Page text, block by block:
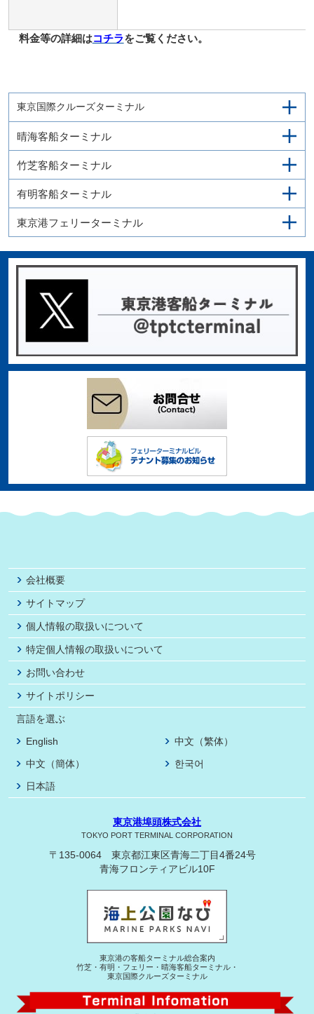
料金等の詳細はコチラをご覧ください。
東京国際クルーズターミナル
晴海客船ターミナル
竹芝客船ターミナル
有明客船ターミナル
東京港フェリーターミナル
会社概要
サイトマップ
個人情報の取扱いについて
特定個人情報の取扱いについて
お問い合わせ
サイトポリシー
言語を選ぶ
English
中文（繁体）
中文（簡体）
한국어
日本語
東京港埠頭株式会社
TOKYO PORT TERMINAL CORPORATION
〒135-0064 東京都江東区青海二丁目4番24号
青海フロンティアビル10F
東京港の客船ターミナル総合案内
竹芝・有明・フェリー・晴海客船ターミナル・
東京国際クルーズターミナル